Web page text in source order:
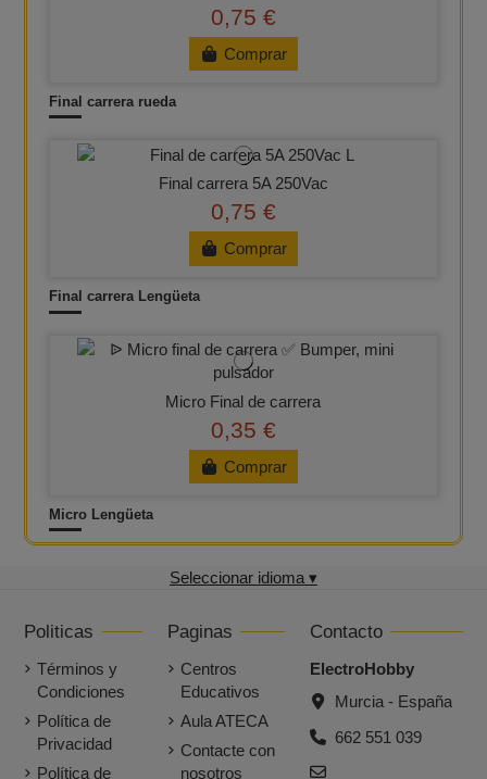
0,75 €
Comprar
Final carrera rueda
Final carrera 5A 250Vac
0,75 €
Comprar
Final carrera Lengüeta
Micro Final de carrera
0,35 €
Comprar
Micro Lengüeta
Seleccionar idioma ▾
Politicas
Términos y
Condiciones
Política de
Privacidad
Política de
Paginas
Centros
Educativos
Aula ATECA
Contacte con
nosotros
Contacto
ElectroHobby
Murcia - España
662 551 039